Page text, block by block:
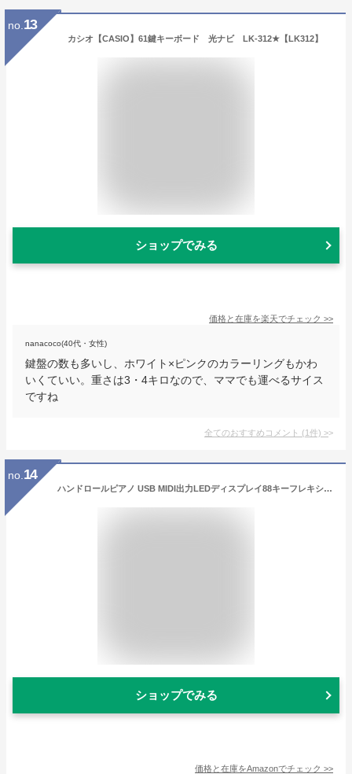
no. 13
カシオ【CASIO】61鍵キーボード 光ナビ LK-312★【LK312】
ショップでみる
価格と在庫を楽天でチェック >>
nanacoco(40代・女性)
鍵盤の数も多いし、ホワイト×ピンクのカラーリングもかわ
いくていい。重さは3・4キロなので、ママでも運べるサイス
ですね
全てのおすすめコメント (1件) >
no. 14
ハンドロールピアノ USB MIDI出力LEDディスプレイ88キーフレキシブルソフトシリコンエレクトリックデジタルロールアップキーボードピアノ録音付きプログラミングチュートリアルサスティンビブラート機能内蔵スピーカーヘッドホンジャックフットペダル 折りたたみ式電子ピアノ (色 : Black+White, Size : Free size)
ショップでみる
価格と在庫をAmazonでチェック >>